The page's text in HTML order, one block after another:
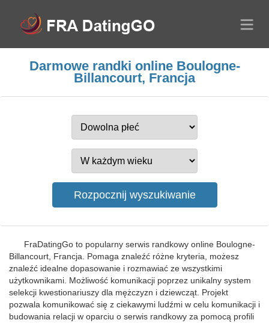
Darmowe randki online Boulogne-
Billancourt, Francja
FraDatingGo to popularny serwis randkowy online Boulogne-
Billancourt, Francja. Pomaga znaleźć różne kryteria, możesz
znaleźć idealne dopasowanie i rozmawiać ze wszystkimi
użytkownikami. Możliwość komunikacji poprzez unikalny system
selekcji kwestionariuszy dla mężczyzn i dziewcząt. Projekt
pozwala komunikować się z ciekawymi ludźmi w celu komunikacji i
budowania relacji w oparciu o serwis randkowy za pomocą profili